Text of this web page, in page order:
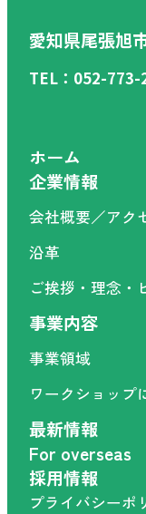
愛知県尾張旭
TEL：052-773-
ホーム
企業情報
会社概要／アク
沿革
ご挨拶・理念・
事業内容
事業領域
ワークショップ
最新情報
For overseas
採用情報
プライバシーポ